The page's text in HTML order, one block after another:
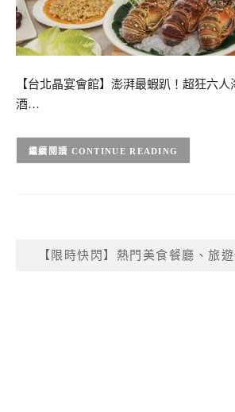
【台北晶宴會館】澎湃最蝦趴！超狂六
酒…
CONTINUE READING
【限時快閃】熱門美食餐廳、旅